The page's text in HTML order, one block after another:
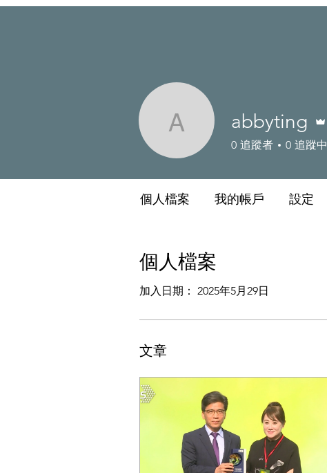
個人檔案
加入日期： 2025年5月29日
文章
abbytingabbyting
0 追蹤者 0 追蹤中
個人檔案 我的帳戶 設定